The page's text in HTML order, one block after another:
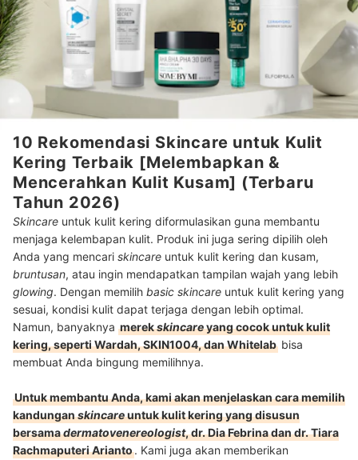
10 Rekomendasi Skincare untuk Kulit
Kering Terbaik [Melembapkan &
Mencerahkan Kulit Kusam] (Terbaru
Tahun 2026)
Skincare untuk kulit kering diformulasikan guna membantu
menjaga kelembapan kulit. Produk ini juga sering dipilih oleh
Anda yang mencari skincare untuk kulit kering dan kusam,
bruntusan, atau ingin mendapatkan tampilan wajah yang lebih
glowing. Dengan memilih basic skincare untuk kulit kering yang
sesuai, kondisi kulit dapat terjaga dengan lebih optimal.
Namun, banyaknya merekskincareyang cocok untuk kulit
kering, seperti Wardah, SKIN1004, dan Whitelab bisa
membuat Anda bingung memilihnya.
Untuk membantu Anda, kami akan menjelaskan cara memilih
kandunganskincareuntuk kulit kering yang disusun
bersamadermatovenereologist, dr. Dia Febrina dan dr. Tiara
Rachmaputeri Arianto. Kami juga akan memberikan